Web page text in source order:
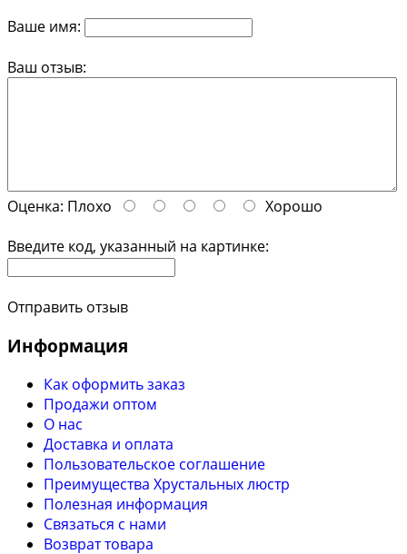
Ваше имя:
Ваш отзыв:
Оценка: Плохо
Хорошо
Введите код, указанный на картинке:
Отправить отзыв
Информация
Как оформить заказ
Продажи оптом
О нас
Доставка и оплата
Пользовательское соглашение
Преимущества Хрустальных люстр
Полезная информация
Связаться с нами
Возврат товара